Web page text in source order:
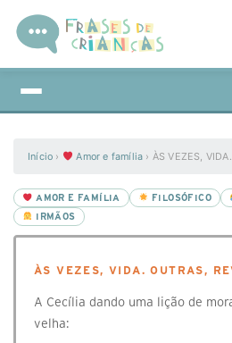
Início › Amor e família › ÀS VEZES,
AMOR E FAMÍLIA FILOSÓFICO
IRMÃOS
ÀS VEZES, VIDA. OUTRAS,
A Cecília dando uma lição de
velha: